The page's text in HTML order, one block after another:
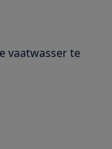
vaatwasser te